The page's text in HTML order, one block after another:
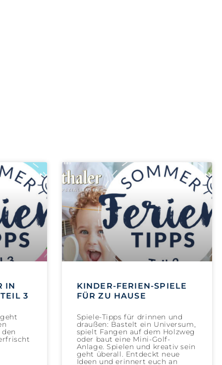
IN
3
KINDER-FERIEN-SPIELE
FÜR ZU HAUSE
Spiele-Tipps für drinnen und
draußen: Bastelt ein Universum,
spielt Fangen auf dem Holzweg
oder baut eine Mini-Golf-
Anlage. Spielen und kreativ sein
geht überall. Entdeckt neue
Ideen und erinnert euch an